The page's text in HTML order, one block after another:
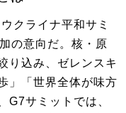
クライナ平和サミ
の意向だ。核・原
り込み、ゼレンスキ
」「世界全体が味方
G7サミットでは、